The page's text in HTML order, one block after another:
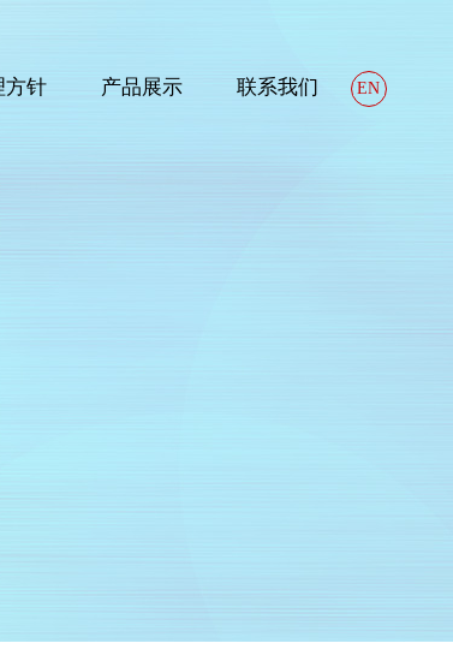
EN
方针 产品展示 联系我们